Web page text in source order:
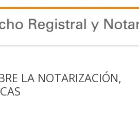
LA NOTARIZACIÓN,